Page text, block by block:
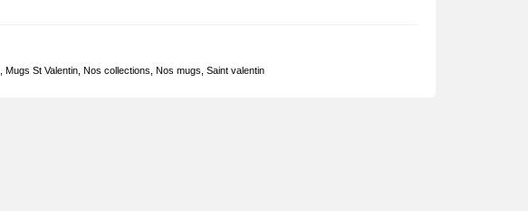
Mugs St Valentin, Nos collections Nos mugs Saint valentin